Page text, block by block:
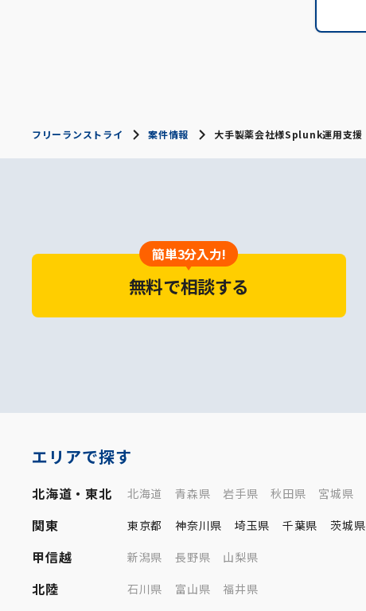
フリーランストライ 案件情報 大手製薬会社様Splunk運用支援
簡単3分入力!
無料で相談する
エリアで探す
北海道・東北 北海道 青森県 岩手県 秋田県 宮城県
関東 東京都 神奈川県 埼玉県 千葉県 茨城県
甲信越 新潟県 長野県 山梨県
北陸 石川県 富山県 福井県